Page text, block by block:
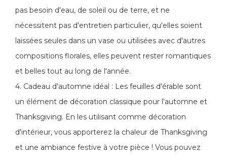
pas besoin d'eau, de soleil ou de terre, et ne
nécessitent pas d'entretien particulier, qu'elles soient
laissées seules dans un vase ou utilisées avec d'autres
compositions florales, elles peuvent rester romantiques
et belles tout au long de l'année.
4. Cadeau d'automne idéal : Les feuilles d'érable sont
un élément de décoration classique pour l'automne et
Thanksgiving. En les utilisant comme décoration
d'intérieur, vous apporterez la chaleur de Thanksgiving
et une ambiance festive à votre pièce ! Vous pouvez